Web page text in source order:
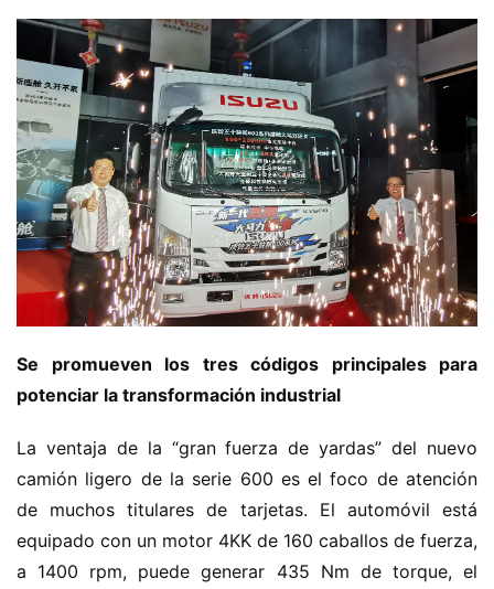
Se promueven los tres códigos principales para
potenciar la transformación industrial
La ventaja de la “gran fuerza de yardas” del nuevo
camión ligero de la serie 600 es el foco de atención
de muchos titulares de tarjetas. El automóvil está
equipado con un motor 4KK de 160 caballos de fuerza,
a 1400 rpm, puede generar 435 Nm de torque, el